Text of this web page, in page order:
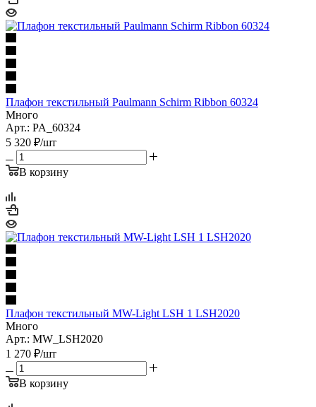
Плафон текстильный Paulmann Schirm Ribbon 60324
Много
Арт.: PA_60324
5 320 ₽/шт
В корзину
Плафон текстильный MW-Light LSH 1 LSH2020
Много
Арт.: MW_LSH2020
1 270 ₽/шт
В корзину